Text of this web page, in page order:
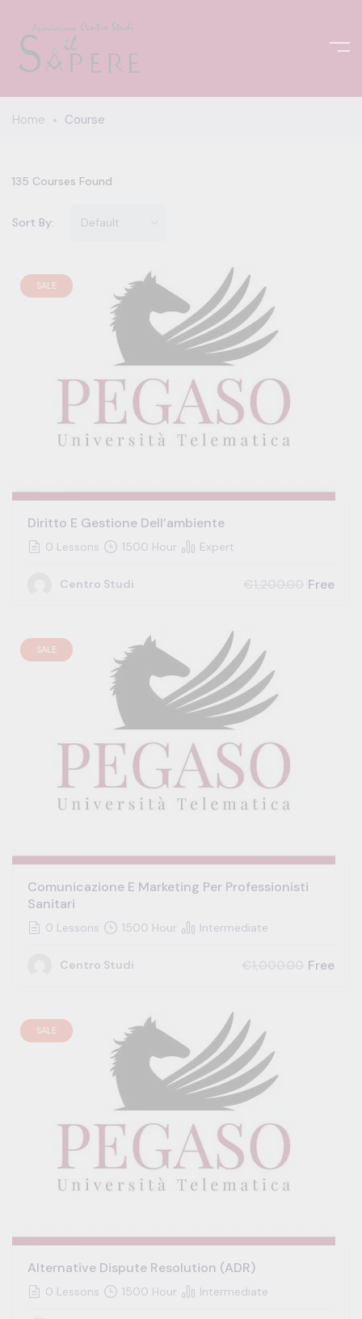
Home Course
135 Courses Found
Sort By:
SALE
Diritto E Gestione Dell’ambiente
0 Lessons 1500 Hour Expert
Centro Studi Free
SALE
Comunicazione E Marketing Per Professionisti
Sanitari
0 Lessons 1500 Hour Intermediate
Centro Studi Free
SALE
Alternative Dispute Resolution (ADR)
0 Lessons 1500 Hour Intermediate